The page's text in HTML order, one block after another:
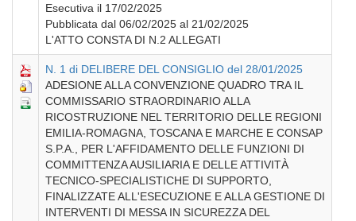
Esecutiva il 17/02/2025
Pubblicata dal 06/02/2025 al 21/02/2025
L'ATTO CONSTA DI N.2 ALLEGATI
N. 1 di DELIBERE DEL CONSIGLIO del 28/01/2025
ADESIONE ALLA CONVENZIONE QUADRO TRA IL
COMMISSARIO STRAORDINARIO ALLA
RICOSTRUZIONE NEL TERRITORIO DELLE REGIONI
EMILIA-ROMAGNA, TOSCANA E MARCHE E CONSAP
S.P.A., PER L'AFFIDAMENTO DELLE FUNZIONI DI
COMMITTENZA AUSILIARIA E DELLE ATTIVITÀ
TECNICO-SPECIALISTICHE DI SUPPORTO,
FINALIZZATE ALL'ESECUZIONE E ALLA GESTIONE DI
INTERVENTI DI MESSA IN SICUREZZA DEL